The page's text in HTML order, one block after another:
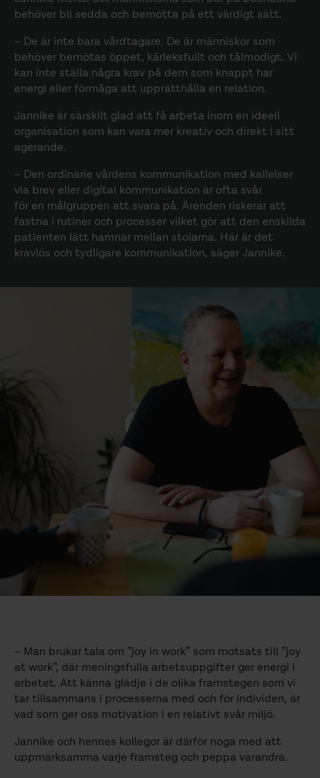
behöver bli sedda och bemötta på ett värdigt sätt.
– De är inte bara vårdtagare. De är människor som
behöver bemötas öppet, kärleksfullt och tålmodigt. Vi
kan inte ställa några krav på dem som knappt har
energi eller förmåga att upprätthålla en relation.
Jannike är särskilt glad att få arbeta inom en ideell
organisation som kan vara mer kreativ och direkt i sitt
agerande.
– Den ordinarie vårdens kommunikation med kallelser
via brev eller digital kommunikation är ofta svår
för en målgruppen att svara på. Ärenden riskerar att
fastna i rutiner och processer vilket gör att den enskilda
patienten lätt hamnar mellan stolarna. Här är det
kravlös och tydligare kommunikation, säger Jannike.
– Man brukar tala om ”joy in work” som motsats till ”joy
at work”, där meningsfulla arbetsuppgifter ger energi i
arbetet. Att känna glädje i de olika framstegen som vi
tar tillsammans i processerna med och för individen, är
vad som ger oss motivation i en relativt svår miljö.
Jannike och hennes kollegor är därför noga med att
uppmärksamma varje framsteg och peppa varandra.